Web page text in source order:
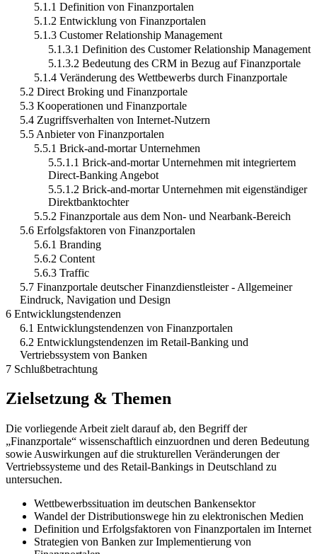
5.1.1 Definition von Finanzportalen
5.1.2 Entwicklung von Finanzportalen
5.1.3 Customer Relationship Management
5.1.3.1 Definition des Customer Relationship Management
5.1.3.2 Bedeutung des CRM in Bezug auf Finanzportale
5.1.4 Veränderung des Wettbewerbs durch Finanzportale
5.2 Direct Broking und Finanzportale
5.3 Kooperationen und Finanzportale
5.4 Zugriffsverhalten von Internet-Nutzern
5.5 Anbieter von Finanzportalen
5.5.1 Brick-and-mortar Unternehmen
5.5.1.1 Brick-and-mortar Unternehmen mit integriertem
Direct-Banking Angebot
5.5.1.2 Brick-and-mortar Unternehmen mit eigenständiger
Direktbanktochter
5.5.2 Finanzportale aus dem Non- und Nearbank-Bereich
5.6 Erfolgsfaktoren von Finanzportalen
5.6.1 Branding
5.6.2 Content
5.6.3 Traffic
5.7 Finanzportale deutscher Finanzdienstleister - Allgemeiner
Eindruck, Navigation und Design
6 Entwicklungstendenzen
6.1 Entwicklungstendenzen von Finanzportalen
6.2 Entwicklungstendenzen im Retail-Banking und
Vertriebssystem von Banken
7 Schlußbetrachtung
Zielsetzung & Themen
Die vorliegende Arbeit zielt darauf ab, den Begriff der
„Finanzportale“ wissenschaftlich einzuordnen und deren Bedeutung
sowie Auswirkungen auf die strukturellen Veränderungen der
Vertriebssysteme und des Retail-Bankings in Deutschland zu
untersuchen.
Wettbewerbssituation im deutschen Bankensektor
Wandel der Distributionswege hin zu elektronischen Medien
Definition und Erfolgsfaktoren von Finanzportalen im Internet
Strategien von Banken zur Implementierung von